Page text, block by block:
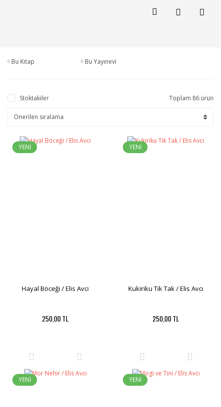
Bu Kitap Bu Yayınevi
Stoktakiler Toplam 86 ürün
YENİ
Hayal Böceği / Elis Avcı
250,00 TL
YENİ
Kukiriku Tik Tak / Elis Avcı
250,00 TL
YENİ YENİ